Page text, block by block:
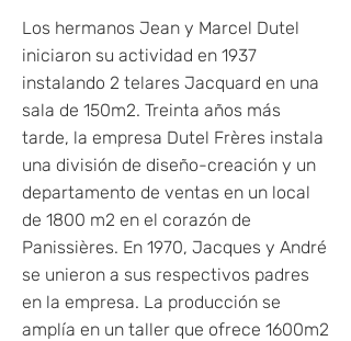
Los hermanos Jean y Marcel Dutel
iniciaron su actividad en 1937
instalando 2 telares Jacquard en una
sala de 150m2. Treinta años más
tarde, la empresa Dutel Frères instala
una división de diseño-creación y un
departamento de ventas en un local
de 1800 m2 en el corazón de
Panissières. En 1970, Jacques y André
se unieron a sus respectivos padres
en la empresa. La producción se
amplía en un taller que ofrece 1600m2